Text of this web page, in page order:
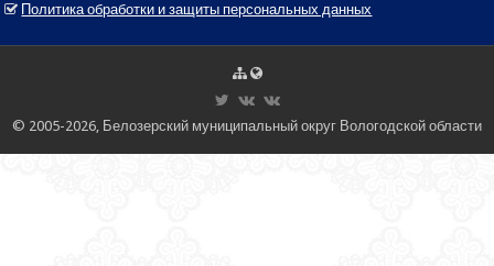
Политика обработки и защиты персональных данных
© 2005-2026, Белозерский муниципальный округ Вологодской области